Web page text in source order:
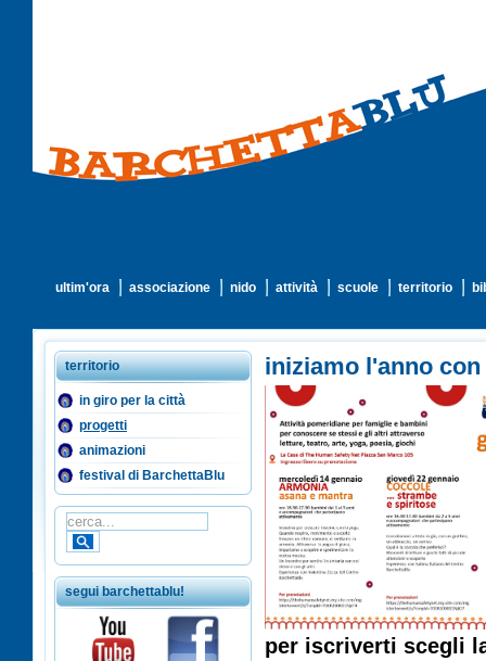
ultim'ora associazione nido attività scuole territorio
territorio
in giro per la città
progetti
animazioni
festival di BarchettaBlu
segui barchettablu!
iniziamo l'anno
per iscriverti scegli